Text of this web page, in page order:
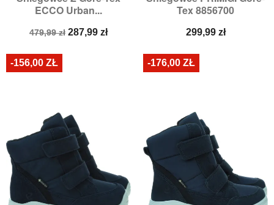
ECCO Urban...
Cena
479,99 zł Cena
287,99 zł
Tex 8856700
Cena
299,99 zł
-156,00 ZŁ -176,00 ZŁ